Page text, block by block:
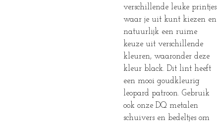
verschillende leuke printjes
waar je uit kunt kiezen en
natuurlijk een ruime
keuze uit verschillende
kleuren, waaronder deze
kleur black. Dit lint heeft
een mooi goudkleurig
leopard patroon. Gebruik
ook onze DQ metalen
schuivers en bedeltjes om